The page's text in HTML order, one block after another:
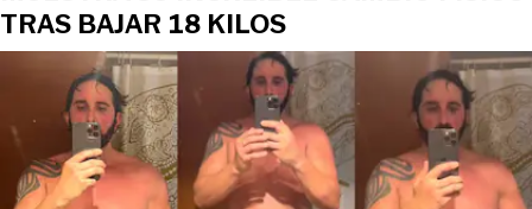
TRAS BAJAR 18 KILOS